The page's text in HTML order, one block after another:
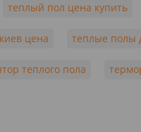
теплый пол цена купить
цена теплые полы
теплого пола